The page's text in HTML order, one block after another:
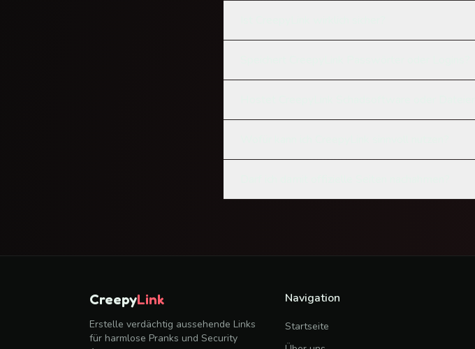
CreepyLink
Erstelle verdächtig aussehende Links
für harmlose Pranks und Security
Navigation
Startseite